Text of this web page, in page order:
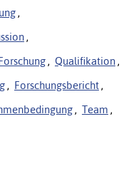
,
,
, Qualifikation ,
, Forschungsbericht ,
, Team ,